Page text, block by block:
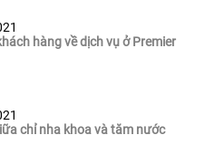
hàng về dịch vụ ở Premier
chỉ nha khoa và tăm nước